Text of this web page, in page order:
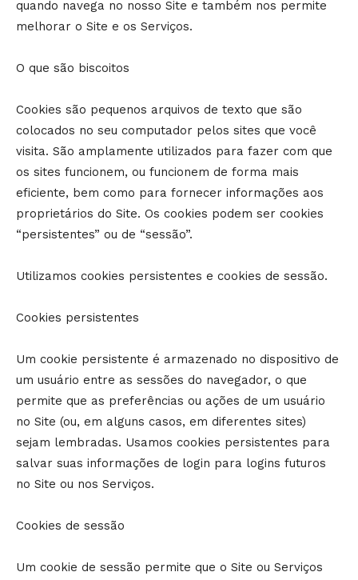
quando navega no nosso Site e também nos permite
melhorar o Site e os Serviços.
O que são biscoitos
Cookies são pequenos arquivos de texto que são
colocados no seu computador pelos sites que você
visita. São amplamente utilizados para fazer com que
os sites funcionem, ou funcionem de forma mais
eficiente, bem como para fornecer informações aos
proprietários do Site. Os cookies podem ser cookies
“persistentes” ou de “sessão”.
Utilizamos cookies persistentes e cookies de sessão.
Cookies persistentes
Um cookie persistente é armazenado no dispositivo de
um usuário entre as sessões do navegador, o que
permite que as preferências ou ações de um usuário
no Site (ou, em alguns casos, em diferentes sites)
sejam lembradas. Usamos cookies persistentes para
salvar suas informações de login para logins futuros
no Site ou nos Serviços.
Cookies de sessão
Um cookie de sessão permite que o Site ou Serviços